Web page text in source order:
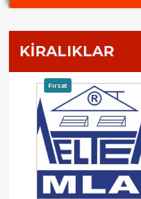
KİRALIKLAR
Fırsat